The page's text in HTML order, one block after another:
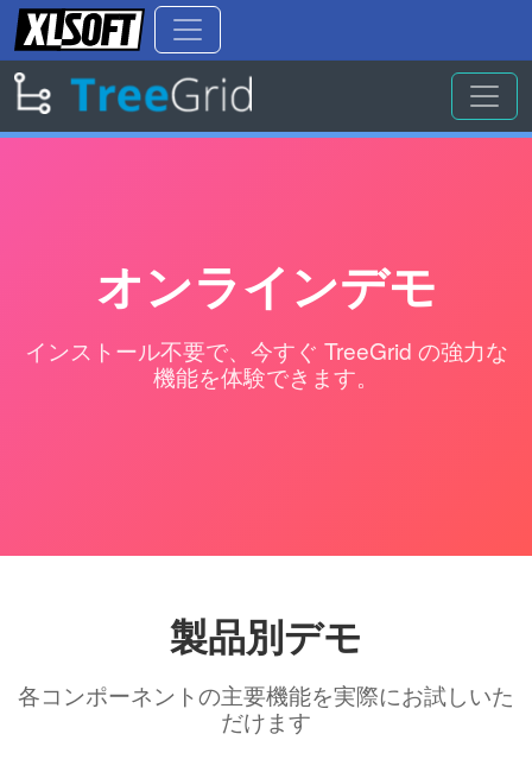
オンラインデモ
インストール不要で、今すぐ TreeGrid の強力な
機能を体験できます。
製品別デモ
各コンポーネントの主要機能を実際にお試しいた
だけます